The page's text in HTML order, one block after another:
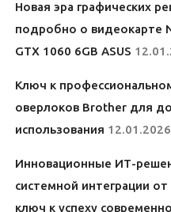
Новая эра графических
подробно о видеокарте
GTX 1060 6GB ASUS
Ключ к
оверлоков Brother для
использования 12.01.2026
Инновационные ИТ-
системной интеграции
ключ к успеху